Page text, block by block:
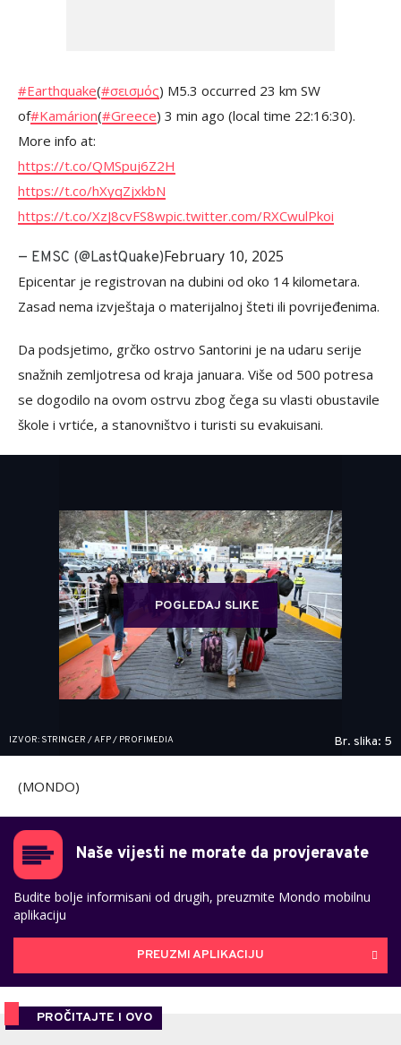
#Earthquake(#σεισμός) M5.3 occurred 23 km SW
of#Kamárion(#Greece) 3 min ago (local time 22:16:30).
More info at:
https://t.co/QMSpuj6Z2H
https://t.co/hXyqZjxkbN
https://t.co/XzJ8cvFS8wpic.twitter.com/RXCwulPkoi
— EMSC (@LastQuake)February 10, 2025
Epicentar je registrovan na dubini od oko 14 kilometara.
Zasad nema izvještaja o materijalnoj šteti ili povrijeđenima.
Da podsjetimo, grčko ostrvo Santorini je na udaru serije
snažnih zemljotresa od kraja januara. Više od 500 potresa
se dogodilo na ovom ostrvu zbog čega su vlasti obustavile
škole i vrtiće, a stanovništvo i turisti su evakuisani.
POGLEDAJ SLIKE
IZVOR: STRINGER / AFP / PROFIMEDIA Br. slika: 5
(MONDO)
Naše vijesti ne morate da provjeravate
Budite bolje informisani od drugih, preuzmite Mondo mobilnu
aplikaciju
PREUZMI APLIKACIJU
PROČITAJTE I OVO